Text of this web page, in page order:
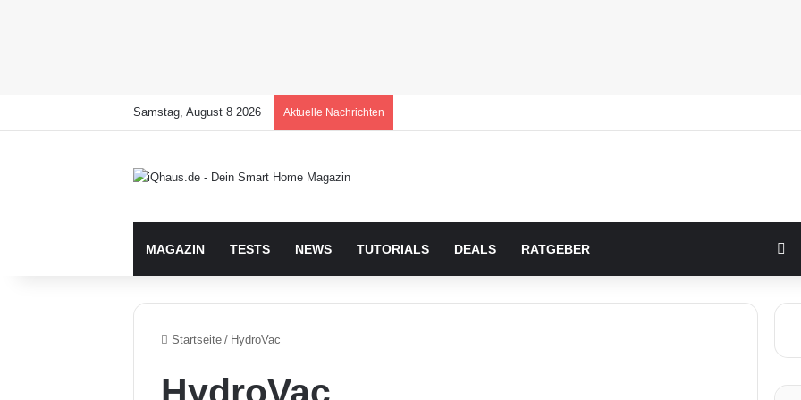
Samstag, August 8 2026 Aktuelle Nachrichten
MAGAZIN TESTS NEWS TUTORIALS DEALS RATGEBER
Startseite / HydroVac